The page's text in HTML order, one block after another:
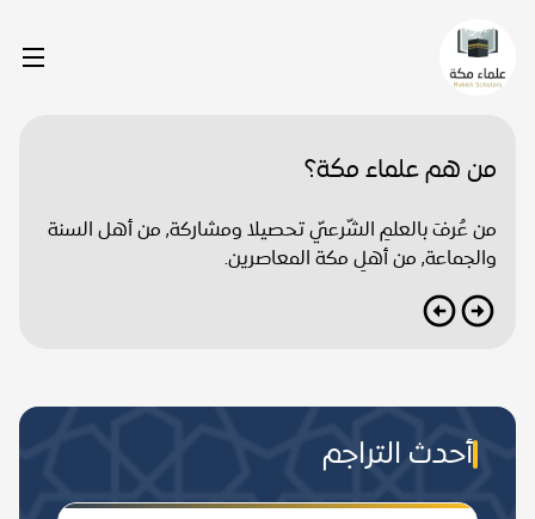
من هم علماء مكة؟
من عُرفَ بالعلمِ الشّرعيّ تحصيلا ومشاركة, من أهل السنة
والجماعة, من أهلِ مكة المعاصرين.
أحدث التراجم